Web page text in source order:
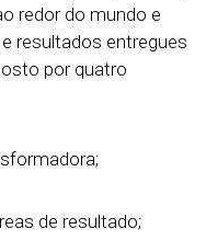
redor do mundo e
resultados entregues
por quatro
de resultado;